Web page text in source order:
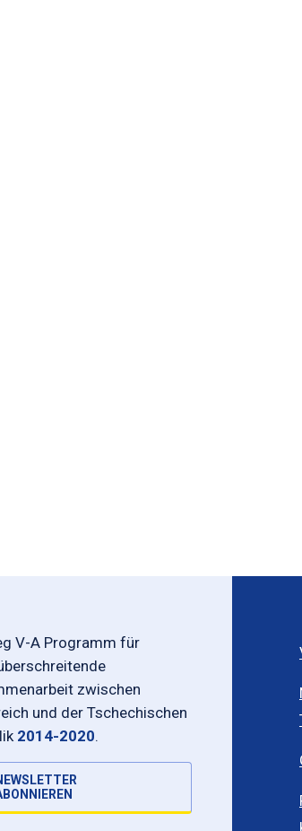
V-A Programm für
zwischen
und der Tschechischen
2014-2020.